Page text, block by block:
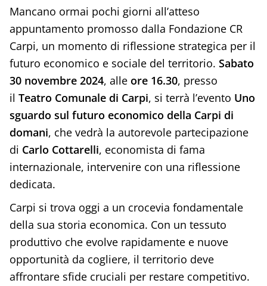
Mancano ormai pochi giorni all’atteso
appuntamento promosso dalla Fondazione CR
Carpi, un momento di riflessione strategica per il
futuro economico e sociale del territorio. Sabato
30 novembre 2024, alle ore 16.30, presso
il Teatro Comunale di Carpi, si terrà l’evento Uno
sguardo sul futuro economico della Carpi di
domani, che vedrà la autorevole partecipazione
di Carlo Cottarelli, economista di fama
internazionale, intervenire con una riflessione
dedicata.
Carpi si trova oggi a un crocevia fondamentale
della sua storia economica. Con un tessuto
produttivo che evolve rapidamente e nuove
opportunità da cogliere, il territorio deve
affrontare sfide cruciali per restare competitivo.